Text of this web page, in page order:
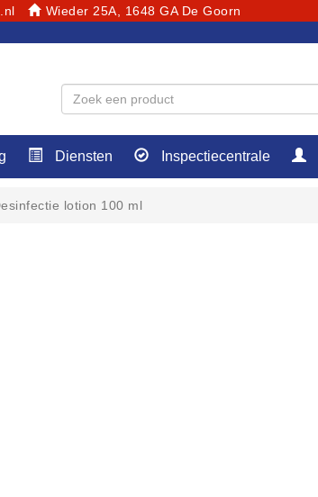
Wieder 25A, 1648 GA De Goorn
Diensten Inspectiecentrale
lotion 100 ml